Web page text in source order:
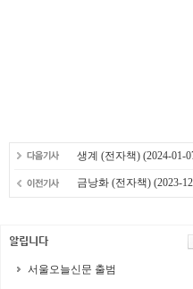
생계 (전자책) (2024-01-
금낭화 (전자책) (2023-
서울오늘신문 출범